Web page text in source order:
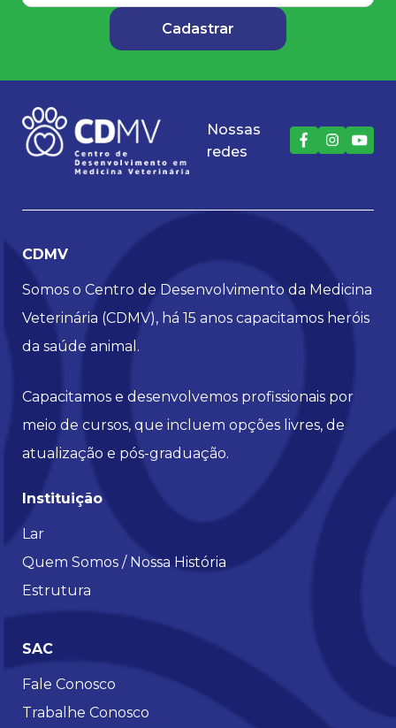
Nossas
redes
CDMV
Somos o Centro de Desenvolvimento da Medicina
Veterinária (CDMV), há 15 anos capacitamos heróis
da saúde animal.
Capacitamos e desenvolvemos profissionais por
meio de cursos, que incluem opções livres, de
atualização e pós-graduação.
Instituição
Lar
Quem Somos / Nossa História
Estrutura
SAC
Fale Conosco
Trabalhe Conosco